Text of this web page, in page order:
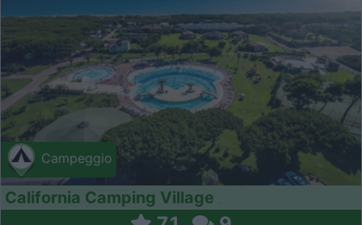
Campeggio
California Camping Village